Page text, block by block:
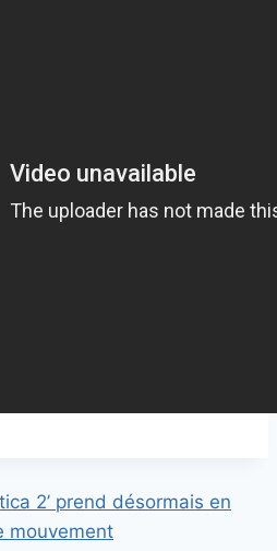
2’ prend désormais en
mouvement